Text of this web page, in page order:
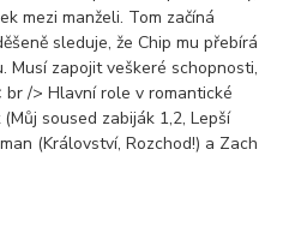
mezi manželi. Tom začíná
sleduje, že Chip mu přebírá
Musí zapojit veškeré schopnosti,
/> Hlavní role v romantické
soused zabiják 1,2, Lepší
(Království, Rozchod!) a Zach